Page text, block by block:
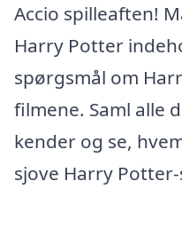
Accio spilleaften!
Harry Potter
spørgsmål om
filmene. Saml alle
kender og se,
sjove Harry